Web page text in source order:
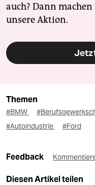
auch? Dann
unsere Aktion.
Themen
#BMW
#Autoindustrie
#Ford
Feedback
Diesen Artikel teilen